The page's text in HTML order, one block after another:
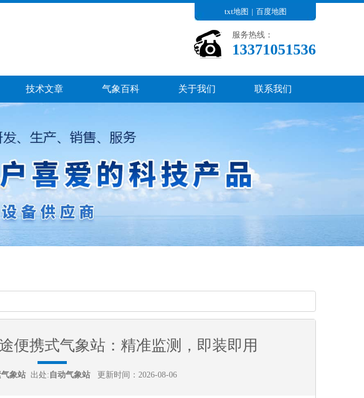
txt地图 | 百度地图
服务热线：
13371051536
技术文章 气象百科 关于我们 联系我们
便携式气象站：精准监测，即装即用
象站 出处: 自动气象站 更新时间：2026-08-06